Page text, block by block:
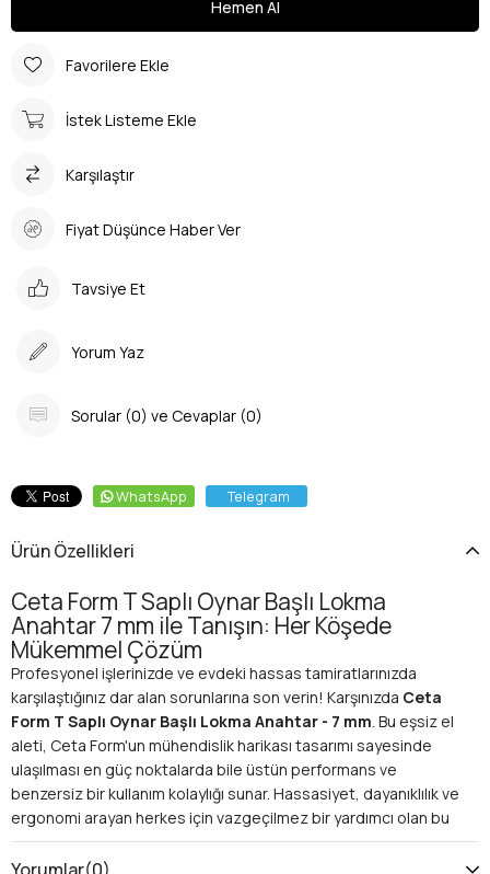
Favorilere Ekle
İstek Listeme Ekle
Karşılaştır
Fiyat Düşünce Haber Ver
Tavsiye Et
Yorum Yaz
Sorular (0) ve Cevaplar (0)
WhatsApp Telegram
Ürün Özellikleri
Ceta Form T Saplı Oynar Başlı Lokma
Anahtar 7 mm ile Tanışın: Her Köşede
Mükemmel Çözüm
Profesyonel işlerinizde ve evdeki hassas tamiratlarınızda
karşılaştığınız dar alan sorunlarına son verin! Karşınızda Ceta
Form T Saplı Oynar Başlı Lokma Anahtar - 7 mm. Bu eşsiz el
aleti, Ceta Form'un mühendislik harikası tasarımı sayesinde
ulaşılması en güç noktalarda bile üstün performans ve
benzersiz bir kullanım kolaylığı sunar. Hassasiyet, dayanıklılık ve
ergonomi arayan herkes için vazgeçilmez bir yardımcı olan bu
lokma anahtar, iş akışınızı hızlandıracak ve hata payınızı
minimuma indirecektir. Gelin, bu özel anahtarın size sunacağı